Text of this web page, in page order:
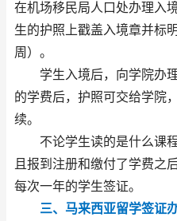
在机场移民局人口处办理入
生的护照上戳盖入境章并标
周）。
学生入境后，向学院办理
的学费后，护照可交给学院
续。
不论学生读的是什么课程
且报到注册和缴付了学费之
每次一年的学生签证。
三、马来西亚留学签证